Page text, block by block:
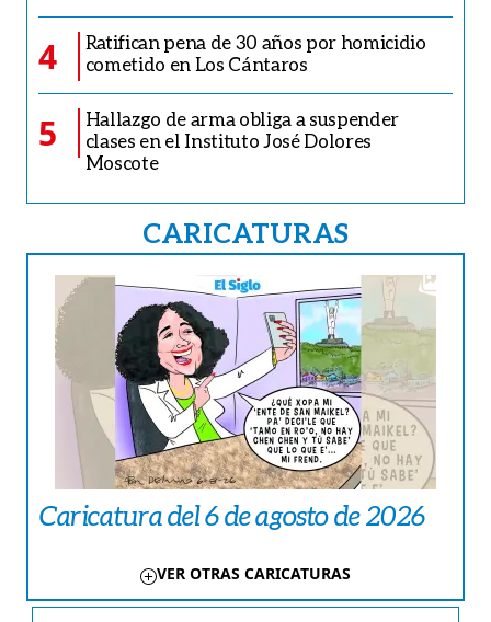
4
Ratifican pena de 30 años por homicidio
cometido en Los Cántaros
5
Hallazgo de arma obliga a suspender
clases en el Instituto José Dolores
Moscote
CARICATURAS
Caricatura del 6 de agosto de 2026
VER OTRAS CARICATURAS